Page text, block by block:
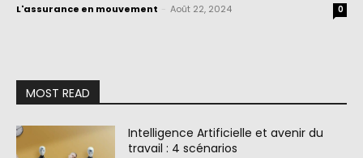
L'assurance en mouvement Août 22, 2024 0
MOST READ
Intelligence Artificielle et avenir du
travail : 4 scénarios